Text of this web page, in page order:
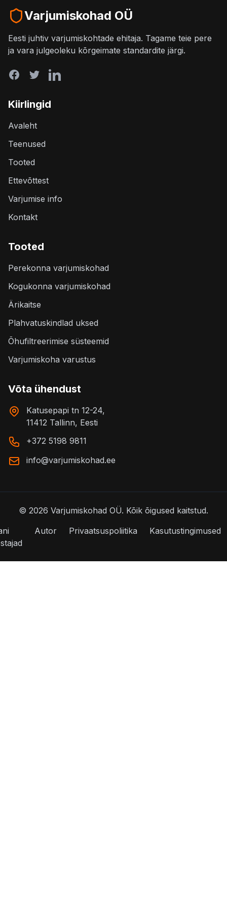
Varjumiskohad OÜ
Eesti juhtiv varjumiskohtade ehitaja. Tagame teie pere
ja vara julgeoleku kõrgeimate standardite järgi.
Kiirlingid
Avaleht
Teenused
Tooted
Ettevõttest
Varjumise info
Kontakt
Tooted
Perekonna varjumiskohad
Kogukonna varjumiskohad
Ärikaitse
Plahvatuskindlad uksed
Õhufiltreerimise süsteemid
Varjumiskoha varustus
Võta ühendust
Katusepapi tn 12-24,
11412 Tallinn, Eesti
+372 5198 9811
info@varjumiskohad.ee
© 2026 Varjumiskohad OÜ. Kõik õigused kaitstud.
Autor Privaatsuspoliitika Kasutustingimused